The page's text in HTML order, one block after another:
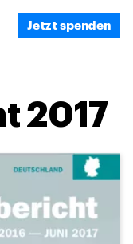
Jetzt spenden
2017